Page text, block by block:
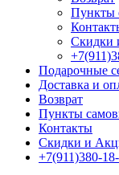
Пункты
Скидки
Подарочные
Доставка и
Возврат
Пункты
Контакты
Скидки и
+7(911)380-